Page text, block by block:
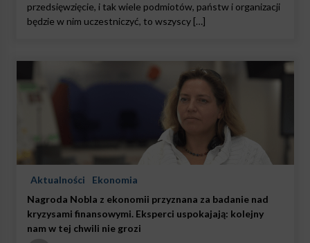
przedsięwzięcie, i tak wiele podmiotów, państw i organizacji
będzie w nim uczestniczyć, to wszyscy […]
Aktualności
Ekonomia
Nagroda Nobla z ekonomii przyznana za badanie nad
kryzysami finansowymi. Eksperci uspokajają: kolejny
nam w tej chwili nie grozi